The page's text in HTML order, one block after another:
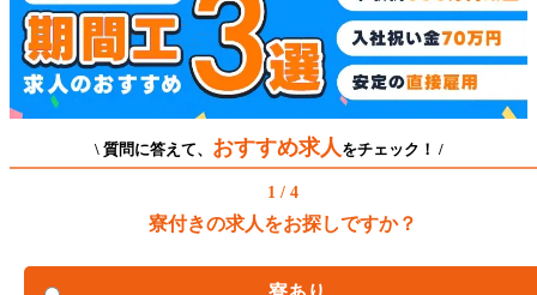
\ 質問に答えて、 おすすめ求人 をチェック！ /
1 / 4
寮付きの求人をお探しですか？